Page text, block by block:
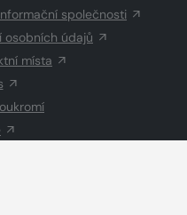
společnosti
osobních údajů
místa